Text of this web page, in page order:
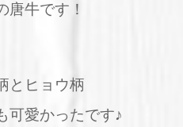
唐牛です！
とヒョウ柄
可愛かったです♪